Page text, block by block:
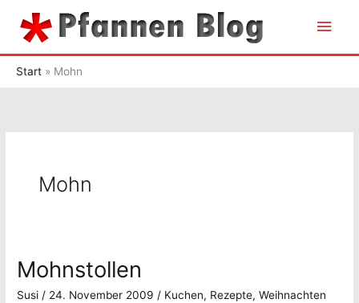
Inhalt
Start Mohn
Mohn
Mohnstollen
Susi / 24. November 2009 / Kuchen, Rezepte,Weihnachten